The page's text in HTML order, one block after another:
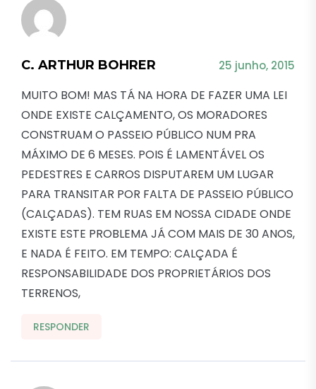
C. ARTHUR BOHRER 25 junho, 2015
MUITO BOM! MAS TÁ NA HORA DE FAZER UMA LEI
ONDE EXISTE CALÇAMENTO, OS MORADORES
CONSTRUAM O PASSEIO PÚBLICO NUM PRA
MÁXIMO DE 6 MESES. POIS É LAMENTÁVEL OS
PEDESTRES E CARROS DISPUTAREM UM LUGAR
PARA TRANSITAR POR FALTA DE PASSEIO PÚBLICO
(CALÇADAS). TEM RUAS EM NOSSA CIDADE ONDE
EXISTE ESTE PROBLEMA JÁ COM MAIS DE 30 ANOS,
E NADA É FEITO. EM TEMPO: CALÇADA É
RESPONSABILIDADE DOS PROPRIETÁRIOS DOS
TERRENOS,
RESPONDER